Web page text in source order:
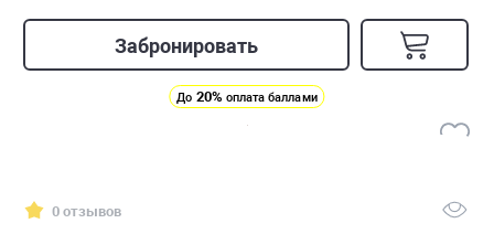
Забронировать
До 20% оплата баллами
0 отзывов